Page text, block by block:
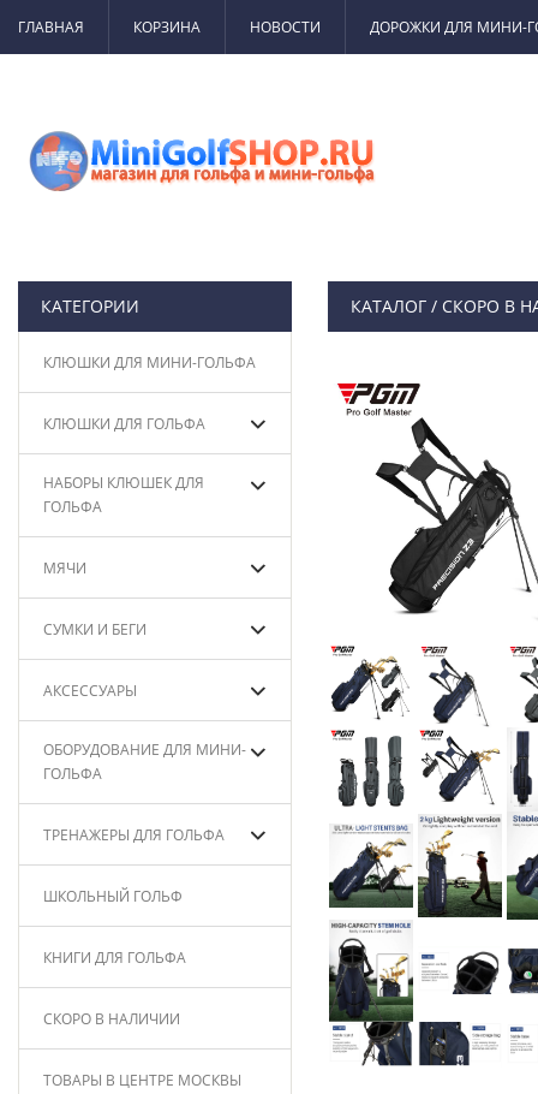
ГЛАВНАЯ КОРЗИНА НОВОСТИ ДОРОЖКИ ДЛЯ МИНИ-
КАТЕГОРИИ
КЛЮШКИ ДЛЯ МИНИ-ГОЛЬФА
КЛЮШКИ ДЛЯ ГОЛЬФА
НАБОРЫ КЛЮШЕК ДЛЯ
ГОЛЬФА
МЯЧИ
СУМКИ И БЕГИ
АКСЕССУАРЫ
ОБОРУДОВАНИЕ ДЛЯ МИНИ-
ГОЛЬФА
ТРЕНАЖЕРЫ ДЛЯ ГОЛЬФА
ШКОЛЬНЫЙ ГОЛЬФ
КНИГИ ДЛЯ ГОЛЬФА
СКОРО В НАЛИЧИИ
ТОВАРЫ В ЦЕНТРЕ МОСКВЫ
КАТАЛОГ/ СКОРО В